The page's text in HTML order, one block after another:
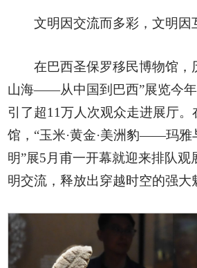
文明因交流而多彩，文明因
在巴西圣保罗移民博物馆，
山海——从中国到巴西”展览今
引了超11万人次观众走进展厅。
馆，“玉米·黄金·美洲豹——玛雅
明”展5月甫一开幕就迎来排队观
明交流，释放出穿越时空的强大